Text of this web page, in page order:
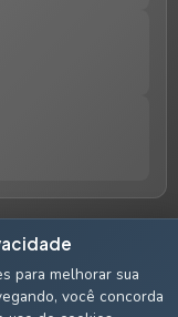
para melhorar sua
você concorda
sociais